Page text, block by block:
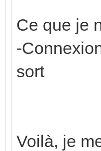
Ce que je
-
sort
Voilà, je